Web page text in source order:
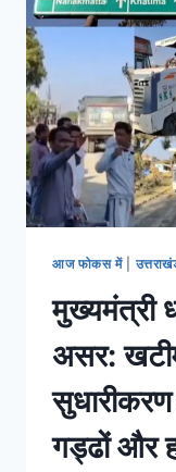
आज फोकस में|
मुख्यमंत्री
असर:
गड्ढों और